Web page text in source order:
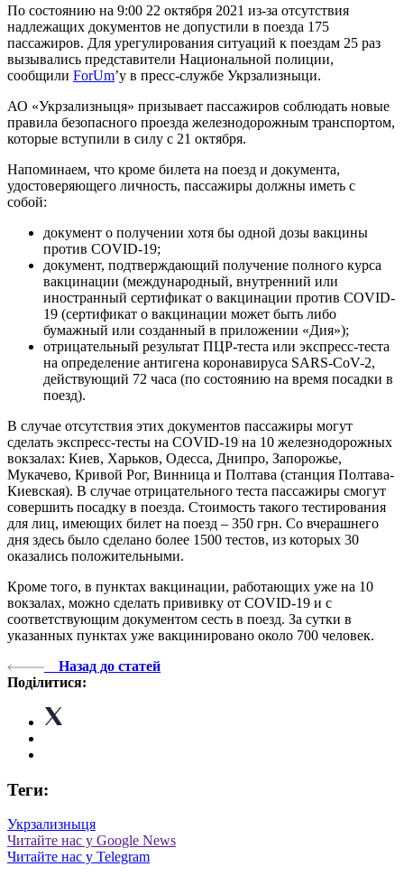
По состоянию на 9:00 22 октября 2021 из-за отсутствия
надлежащих документов не допустили в поезда 175
пассажиров. Для урегулирования ситуаций к поездам 25 раз
вызывались представители Национальной полиции,
сообщили ForUm’у в пресс-службе Укрзализныци.
АО «Укрзализныця» призывает пассажиров соблюдать новые
правила безопасного проезда железнодорожным транспортом,
которые вступили в силу с 21 октября.
Напоминаем, что кроме билета на поезд и документа,
удостоверяющего личность, пассажиры должны иметь с
собой:
документ о получении хотя бы одной дозы вакцины
против COVID-19;
документ, подтверждающий получение полного курса
вакцинации (международный, внутренний или
иностранный сертификат о вакцинации против COVID-
19 (сертификат о вакцинации может быть либо
бумажный или созданный в приложении «Дия»);
отрицательный результат ПЦР-теста или экспресс-теста
на определение антигена коронавируса SARS-CoV-2,
действующий 72 часа (по состоянию на время посадки в
поезд).
В случае отсутствия этих документов пассажиры могут
сделать экспресс-тесты на COVID-19 на 10 железнодорожных
вокзалах: Киев, Харьков, Одесса, Днипро, Запорожье,
Мукачево, Кривой Рог, Винница и Полтава (станция Полтава-
Киевская). В случае отрицательного теста пассажиры смогут
совершить посадку в поезда. Стоимость такого тестирования
для лиц, имеющих билет на поезд – 350 грн. Со вчерашнего
дня здесь было сделано более 1500 тестов, из которых 30
оказались положительными.
Кроме того, в пунктах вакцинации, работающих уже на 10
вокзалах, можно сделать прививку от COVID-19 и с
соответствующим документом сесть в поезд. За сутки в
указанных пунктах уже вакцинировано около 700 человек.
Назад до статей
Поділитися:
Теги:
Укрзализныця
Читайте нас у Google News
Читайте нас у Telegram